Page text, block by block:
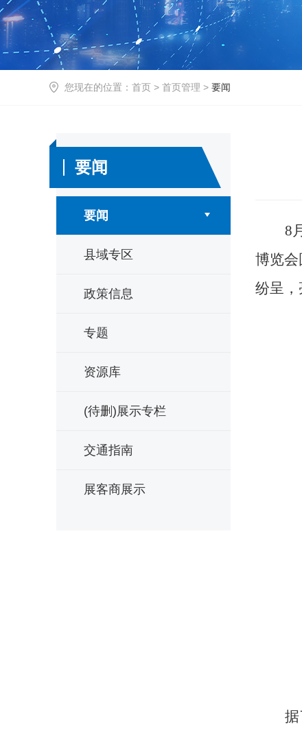
您现在的位置： 首页 > 首页管理 > 要闻
要闻
要闻
县域专区
政策信息
专题
资源库
(待删)展示专栏
交通指南
展客商展示
8月
博览会
纷呈，